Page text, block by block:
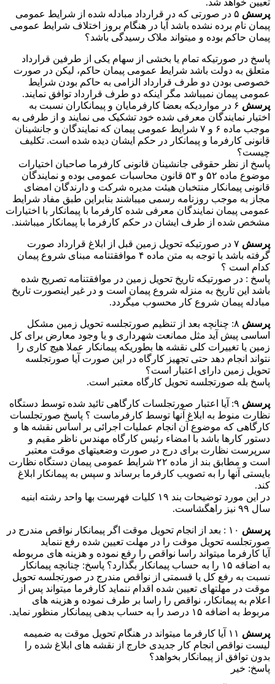
تعیین خواهد شد.
پرسش
۵ در صورتی که در قرارداد مبادله شده از شرایط عمومی
پیمان نام برده نشده باشد آیا در هنگام بروز اختلاف شرایط عمومی
پیمان حاکم بوده و میتواند ملاک رسیدگی باشد؟
پاسخ در صورتیکه تمام یا بخشی از سهام یکی از طرفین قرارداد
متعلق به دولت باشد شرایط عمومی پیمان حاکم، لیکن در صورت
خصوصی بودن دو طرف قرارداد الزامی به حاکم بودن شرایط
عمومی پیمان نمیباشد مگر اینکه دو طرف قرارداد توافق نمایند.
پرسش
۶ در مواردیکه بعضا کارفرمایان و پیمانکاران نسبت به
اختیار نمایندگان معرفی شده خود تشکیک می نمایند و از طرفی به
موجب ماده ۶ و ۷ شرایط عمومی پیمان که نمایندگان و جانشینان
قانونی کارفرما و پیمانکار در حکم ایشان دیده شده است. تکلیف
چیست؟
پاسخ از نظر حقوقی جانشینان قانونی کارفرما صاحبان اختیارات
موضوع ماده ۵۲ و ۵۳ قانون محاسبات عمومی بوده و نمایندگان
قانونی پیمانکار منتخبان هیئت مدیره شرکت و دارندگان امضای
مجاز به موجب روزنامه رسمی میباشند بنابراین طبق مفاد شرایط
عمومی پیمان نمایندگان معرفی شده کارفرما با پیمانکار با اختیارات
مشخص شده از طرف ایشان در حکم کارفرما با پیمانکار میباشند.
پرسش
۷ در صورتیکه تحویل زمین قبل از ابلاغ قرارداد صورت
گرفته باشد با توجه به متن ماده ۴ موافقتنامه مبنای شروع پیمان
کدام است ؟
پاسخ : در صورتیکه تاریخ تحویل زمین در موافقتنامه تصریح شده
باشد این تاریخ به منزله شروع پیمان است و در غیر اینصورت تاریخ
مبادله پیمان شروع کار محسوب میگردد.
پرسش
۸: چنانچه بعد از تنظیم صورتجلسه تحویل زمین مشکل
اساسی پیش آید مثل ممانعت شهرداری و یا وجود معارض برای کل
زمین یا تغییرات کلی نقشه ها بطوریکه پیمانکار عملا هیچ کاری را
نتواند انجام دهد حتی تجهیز کارگاه در این صورت آیا صورتجلسه
تحویل زمین دارای اعتبار است؟
پاسخ بله صورتجلسه تحویل کارگاه معتبر است.
پرسش
۹: آیا اعتبار صورتجلسات کارگاهی تائید شده توسط دستگاه
نظارت منوط به ابلاغ آنها توسط کارفرماست ؟ پاسخ صورتجلسات
کارگاهی که موضوع آن انجام عملیات اجرائی بر اساس نقشه ها و
دستور کارها باشد با امضاء رئیس کارگاه مهندس ناظر مقیم و
سرپرست نظارت برای درج در صورت وضعیتهای موقت معتبر
است و مطابق بند از ماده ۲۲ شرایط عمومی پیمان دستگاه نظارت
بایستی آنها را به تصویب کارفرما برساند و سپس به پیمانکار ابلاغ
کند.
در این مورد توضیحات بند ۱۹ کلیات فهرست بها واحد رشته ابنیه
سال ۹۹ نیز راهگشاست.
پرسش
۱۰ : بعد از انجام تحویل موقت اگر پیمانکار نواقص مندرج در
صورتجلسه تحویل موقت را در مهلت تعیین شده رفع ننماید
آیا کارفرما میتواند راسا نواقص را رفع نموده و هزینه های مربوطه
به اضافه ۱۵ را به حساب پیمانکار بگذارد؟ پاسخ: چنانچه پیمانکار
نسبت به رفع کل یا قسمتی از نواقص مندرج در صورتجلسه تحویل
موقت در مهلتهای تعیین شده اقدام ننماید کارفرما میتواند پس از
اعلام به پیمانکار، نواقص را راسا بر طرف نموده و هزینه های
مربوط به اضافه ۱۵ درصد را به حساب بدهی پیمانکار منظور نماید.
پرسش
۱۱ آیا کارفرما میتواند در هنگام تحویل موقت به ضمیمه
لیست نواقص انجام کار جدیدی خارج از نقشه های ابلاغ شده را
بدون توافق از پیمانکار بخواهد؟
پاسخ: خیر